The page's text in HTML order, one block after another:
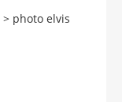
> photo elvis